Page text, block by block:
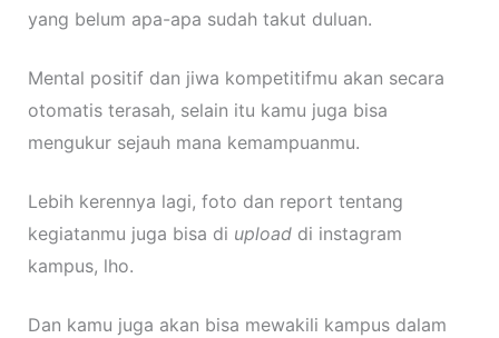
yang belum apa-apa sudah takut duluan.
Mental positif dan jiwa kompetitifmu akan secara
otomatis terasah, selain itu kamu juga bisa
mengukur sejauh mana kemampuanmu.
Lebih kerennya lagi, foto dan report tentang
kegiatanmu juga bisa di uploaddi instagram
kampus, lho.
Dan kamu juga akan bisa mewakili kampus dalam